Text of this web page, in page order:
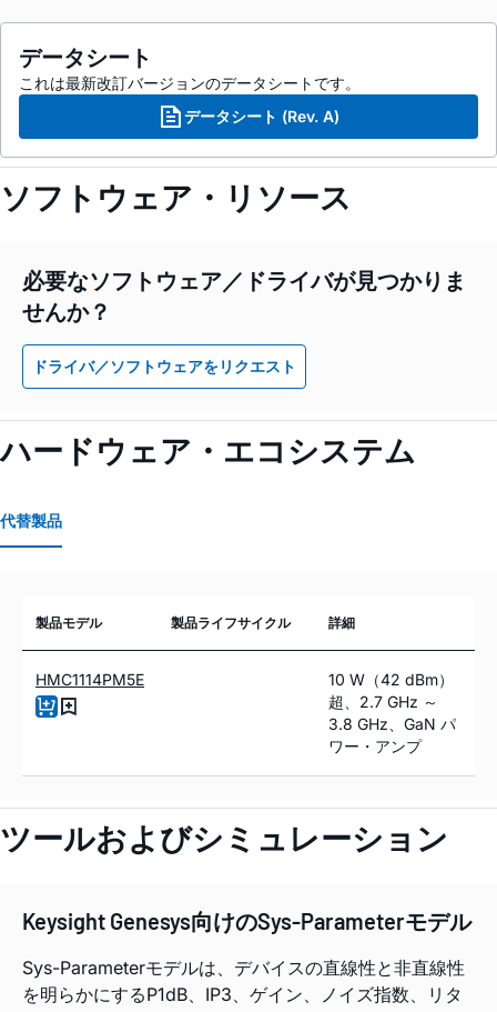
データシート
これは最新改訂バージョンのデータシートです。
データシート (Rev. A)
ソフトウェア・リソース
必要なソフトウェア／ドライバが見つかりま
せんか？
ドライバ／ソフトウェアをリクエスト
ハードウェア・エコシステム
代替製品
製品モデル 製品ライフサイクル 詳細
HMC1114PM5E
10 W（42 dBm）
超、2.7 GHz ～
3.8 GHz、GaN パ
ワー・アンプ
ツールおよびシミュレーション
Keysight Genesys向けのSys-Parameterモデル
Sys-Parameterモデルは、デバイスの直線性と非直線性
を明らかにするP1dB、IP3、ゲイン、ノイズ指数、リタ